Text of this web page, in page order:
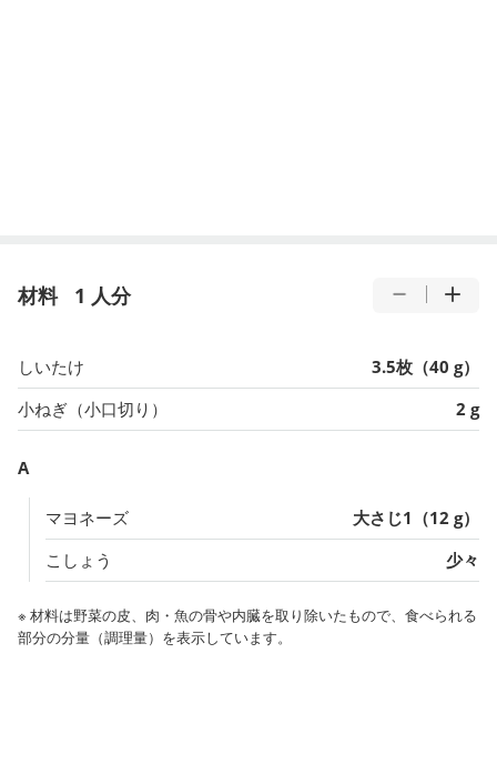
材料 1 人分
しいたけ
3.5枚（40 g）
小ねぎ（小口切り）
2 g
A
マヨネーズ
大さじ1（12 g）
こしょう
少々
※ 材料は野菜の皮、肉・魚の骨や内臓を取り除いたもので、食べられる
部分の分量（調理量）を表示しています。